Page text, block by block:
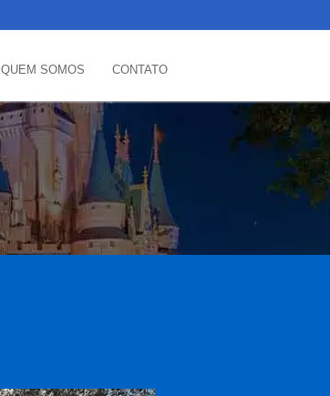
QUEM SOMOS CONTATO